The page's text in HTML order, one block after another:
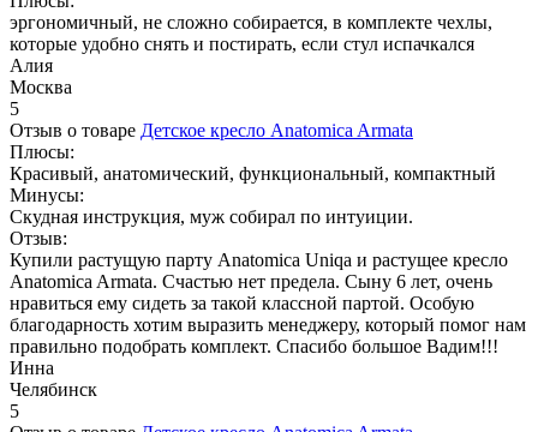
эргономичный, не сложно собирается, в комплекте чехлы,
которые удобно снять и постирать, если стул испачкался
Алия
Москва
5
Отзыв о товаре Детское кресло Anatomica Armata
Плюсы:
Красивый, анатомический, функциональный, компактный
Минусы:
Скудная инструкция, муж собирал по интуиции.
Отзыв:
Купили растущую парту Anatomica Uniqa и растущее кресло
Anatomica Armata. Счастью нет предела. Сыну 6 лет, очень
нравиться ему сидеть за такой классной партой. Особую
благодарность хотим выразить менеджеру, который помог нам
правильно подобрать комплект. Спасибо большое Вадим!!!
Инна
Челябинск
5